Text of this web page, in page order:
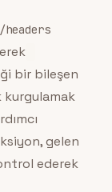
headers
bir bileşen
kurgulamak
gelen
ederek